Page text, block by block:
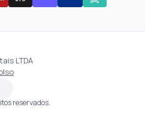
LTDA
reservados.